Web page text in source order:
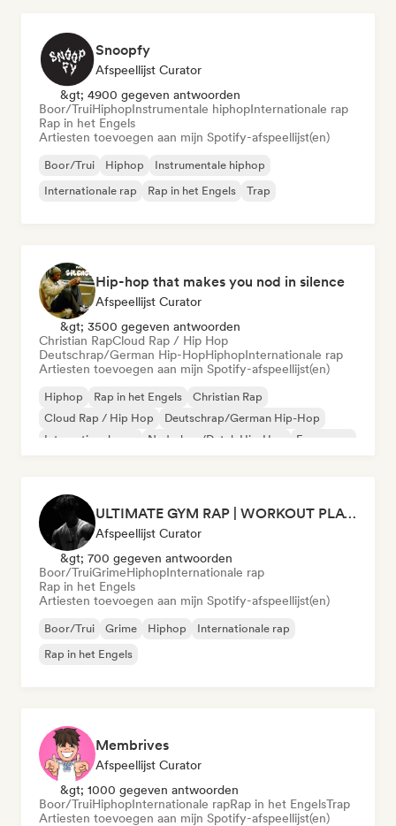
Snoopfy
Afspeellijst Curator
&gt; 4900 gegeven antwoorden
Boor/TruiHiphopInstrumentale hiphopInternationale rap
Rap in het Engels
Artiesten toevoegen aan mijn Spotify-afspeellijst(en)
Boor/Trui Hiphop
Instrumentale hiphop
Internationale rap
Rap in het Engels Trap
Hip-hop that makes you nod in silence
Afspeellijst Curator
&gt; 3500 gegeven antwoorden
Christian RapCloud Rap / Hip Hop
Deutschrap/German Hip-HopHiphopInternationale rap
Artiesten toevoegen aan mijn Spotify-afspeellijst(en)
Hiphop Rap in het Engels
Christian Rap
Cloud Rap / Hip Hop
Deutschrap/German Hip-Hop
Internationale rap
Nederhop/Dutch Hip-Hop Franse rap
ULTIMATE GYM RAP | WORKOUT PLAYLIST 2026 🔥
Afspeellijst Curator
&gt; 700 gegeven antwoorden
Boor/TruiGrimeHiphopInternationale rap
Rap in het Engels
Artiesten toevoegen aan mijn Spotify-afspeellijst(en)
Boor/Trui Grime Hiphop
Internationale rap
Rap in het Engels
Membrives
Afspeellijst Curator
&gt; 1000 gegeven antwoorden
Boor/TruiHiphopInternationale rapRap in het EngelsTrap
Artiesten toevoegen aan mijn Spotify-afspeellijst(en)